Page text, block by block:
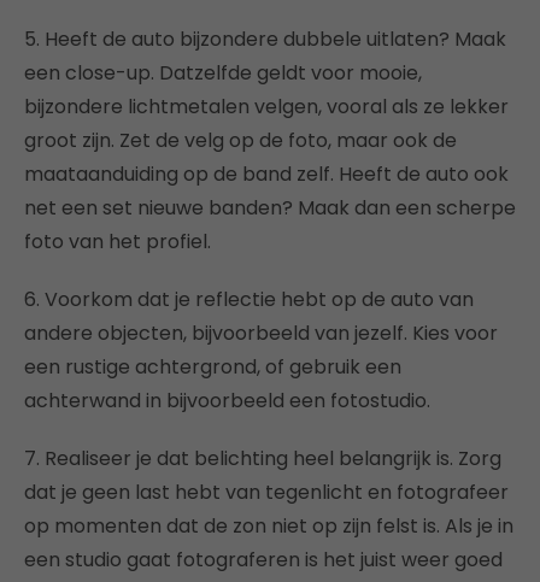
5. Heeft de auto bijzondere dubbele uitlaten? Maak
een close-up. Datzelfde geldt voor mooie,
bijzondere lichtmetalen velgen, vooral als ze lekker
groot zijn. Zet de velg op de foto, maar ook de
maataanduiding op de band zelf. Heeft de auto ook
net een set nieuwe banden? Maak dan een scherpe
foto van het profiel.
6. Voorkom dat je reflectie hebt op de auto van
andere objecten, bijvoorbeeld van jezelf. Kies voor
een rustige achtergrond, of gebruik een
achterwand in bijvoorbeeld een fotostudio.
7. Realiseer je dat belichting heel belangrijk is. Zorg
dat je geen last hebt van tegenlicht en fotografeer
op momenten dat de zon niet op zijn felst is. Als je in
een studio gaat fotograferen is het juist weer goed